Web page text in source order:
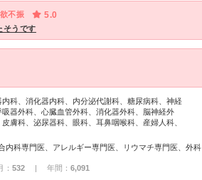
不振 5.0
そうです
科、消化器内科、内分泌代謝科、糖尿病科、神経
器外科、心臓血管外科、消化器外科、脳神経外
膚科、泌尿器科、眼科、耳鼻咽喉科、産婦人科、
リウマチ専門医、外科専門医、糖尿病専門医、呼吸器外科専門医、気管支鏡専門医、循環器専門医、消化器病専門医、消化器外科専門医、大腸肛門病専門医、消化器内視鏡専門医、泌尿器科専門医、腎臓専門医、透析専門医、整形外科専門医、脊椎脊髄外科専門医、皮膚科専門医、眼科専門医、耳鼻咽喉科専門医、産婦人科専門医、婦人科腫瘍専門医、産科婦人科腹腔鏡技術認定医、小児科専門医、麻酔科専門医、口腔外科専門医、レーザー専門医、放射線科専門医、臨床遺伝専門医、救急科専門医、がん治療認定医
532 | 年間： 6,091